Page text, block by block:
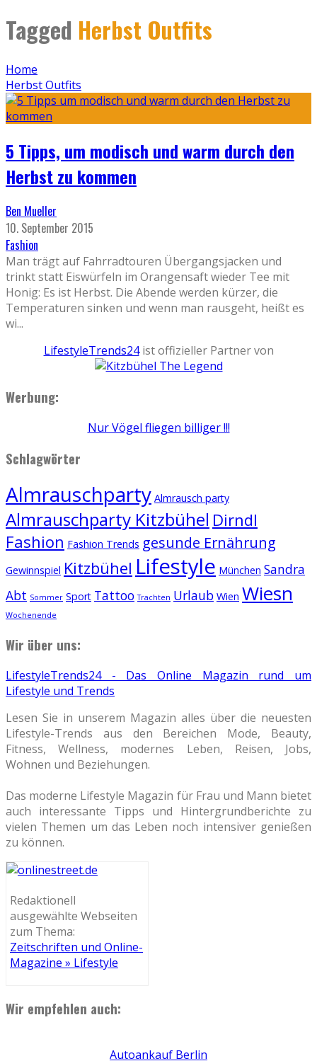
Tagged Herbst Outfits
Home
Herbst Outfits
5 Tipps, um modisch und warm durch den
Herbst zu kommen
Ben Mueller
10. September 2015
Fashion
Man trägt auf Fahrradtouren Übergangsjacken und
trinkt statt Eiswürfeln im Orangensaft wieder Tee mit
Honig: Es ist Herbst. Die Abende werden kürzer, die
Temperaturen sinken und wenn man rausgeht, heißt es
wi...
LifestyleTrends24ist offizieller Partner von
Werbung:
Nur Vögel fliegen billiger !!!
Schlagwörter
Almrauschparty Almrausch party
Almrauschparty Kitzbühel Dirndl
Fashion Fashion Trends gesunde Ernährung
Gewinnspiel Kitzbühel Lifestyle München Sandra
Abt Sommer Sport Tattoo Trachten Urlaub Wien Wiesn
Wochenende
Wir über uns:
LifestyleTrends24 - Das Online Magazin rund um
Lifestyle und Trends
Lesen Sie in unserem Magazin alles über die neuesten
Lifestyle-Trends aus den Bereichen Mode, Beauty,
Fitness, Wellness, modernes Leben, Reisen, Jobs,
Wohnen und Beziehungen.
Das moderne Lifestyle Magazin für Frau und Mann bietet
auch interessante Tipps und Hintergrundberichte zu
vielen Themen um das Leben noch intensiver genießen
zu können.
Redaktionell
ausgewählte Webseiten
zum Thema:
Zeitschriften und Online-
Magazine » Lifestyle
Wir empfehlen auch:
Autoankauf Berlin